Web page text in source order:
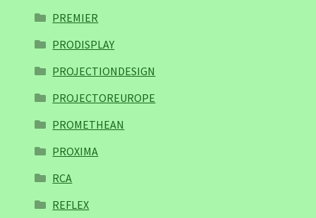
PREMIER
PRODISPLAY
PROJECTIONDESIGN
PROJECTOREUROPE
PROMETHEAN
PROXIMA
RCA
REFLEX